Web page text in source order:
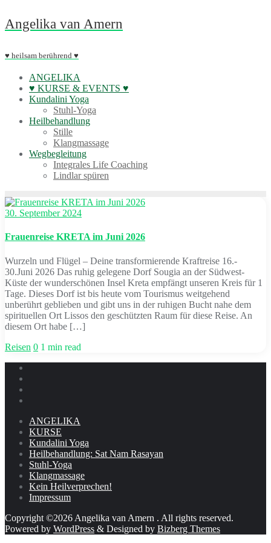
Skip
to
Angelika van Amern
♥ heilsam berührend ♥
ANGELIKA
♥ KURSE & EVENTS ♥
Kundalini Yoga
Stuhl-Yoga
Heilbehandlung
Stille
Klangmassage
Wegbegleitung
Integrales Life Coaching
Lindlar spüren
30. September 2024
Frauenreise KRETA im Juni 2026
Wurzeln und Flügel – Deine transformierende Kraftreise 16.-
30.Juni 2026 Das ruhig gelegene Dorf Sougia an der Südwest-
Küste der wunderschönen Insel Kreta empfängt unseren Kreis für 1
Tage. Dieses Dorf ist bis heute vom Tourismus weitgehend
unberührt geblieben und gibt uns in der ruhigen Bucht nahe dem
spirituellen Ort Lissos den geschützten Raum für diese Reise. An
diesem Ort habe […]
Reisen 0 1 min read
ANGELIKA
KURSE
Kundalini Yoga
Heilbehandlung: Sat Nam Rasayan
Stuhl-Yoga
Klangmassage
Kein Heilverprechen!
Impressum
Copyright ©2026 Angelika van Amern . All rights reserved.
Powered by WordPress & Designed by Bizberg Themes